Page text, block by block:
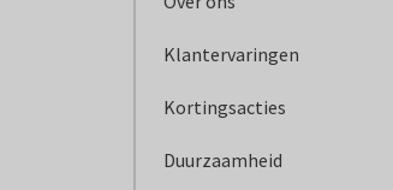
Klantervaringen
Kortingsacties
Duurzaamheid